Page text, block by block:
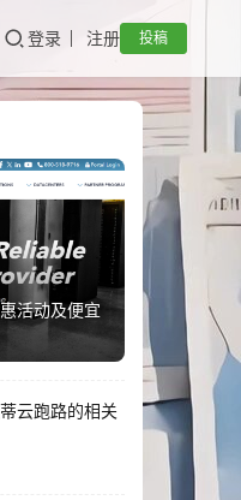
登录 注册 投稿
活动及便宜
云跑路的相关